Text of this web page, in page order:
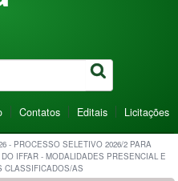
Contatos Editais Licitações
- PROCESSO SELETIVO 2026/2 PARA
IFFAR - MODALIDADES PRESENCIAL E
CLASSIFICADOS/AS